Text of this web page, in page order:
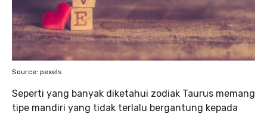
Source: pexels
Seperti yang banyak diketahui zodiak Taurus memang
tipe mandiri yang tidak terlalu bergantung kepada